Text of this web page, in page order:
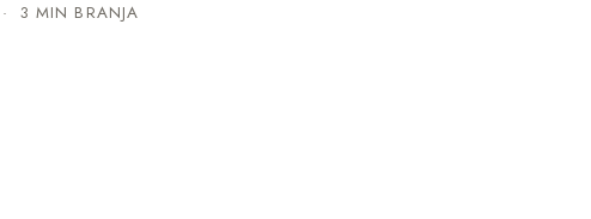
· 3 MIN BRANJA